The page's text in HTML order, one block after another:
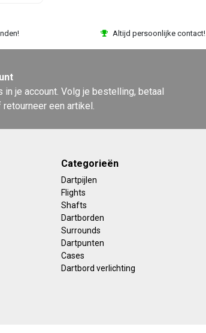
Altijd persoonlijke contact!
in je account. Volg je bestelling, betaal
een artikel.
Categorieën
Dartpijlen
Flights
Shafts
Dartborden
Surrounds
Dartpunten
Cases
Dartbord verlichting